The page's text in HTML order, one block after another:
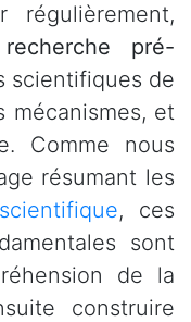
recherche pré-
scientifiques de
mécanismes, et
Comme nous
résumant les
, ces
sont
de la
construire